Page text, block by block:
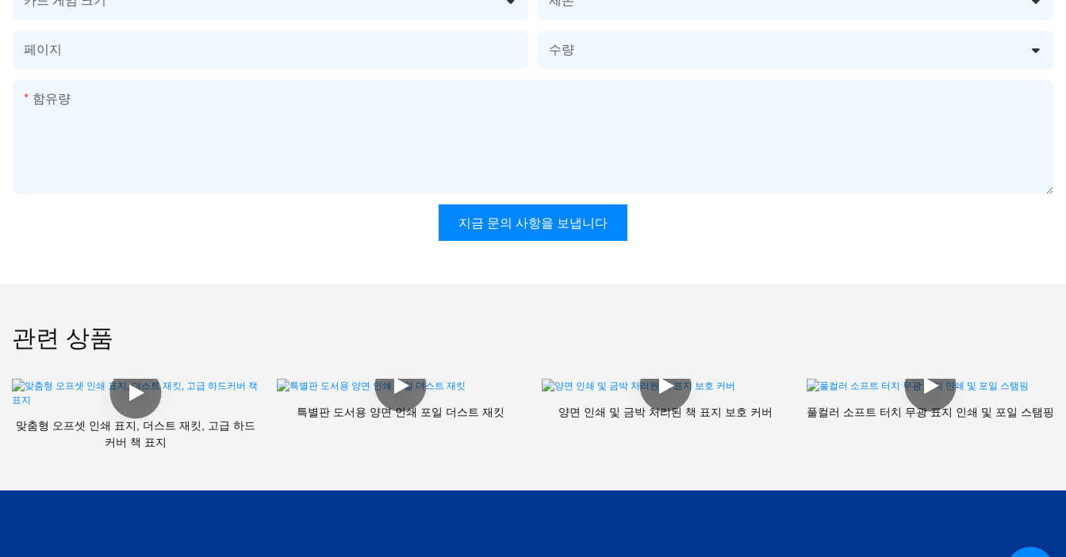
페이지 수량
함유량
지금 문의 사항을 보냅니다
관련 상품
맞춤형 오프셋 인쇄 표지, 더스트 재킷, 고급 하드
커버 책 표지
특별판 도서용 양면 인쇄 포일 더스트 재킷 양면 인쇄 및 금박 처리된 책 표지 보호 커버 풀컬러 소프트 터치 무광 표지 인쇄 및 포일 스탬핑